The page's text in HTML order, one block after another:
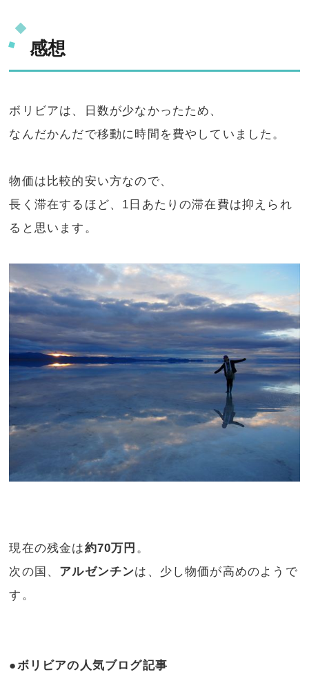
感想
ボリビアは、日数が少なかったため、
なんだかんだで移動に時間を費やしていました。
物価は比較的安い方なので、
長く滞在するほど、1日あたりの滞在費は抑えられ
ると思います。
現在の残金は約70万円 。
次の国、 アルゼンチンは、少し物価が高めのようで
す。
●ボリビアの人気ブログ記事